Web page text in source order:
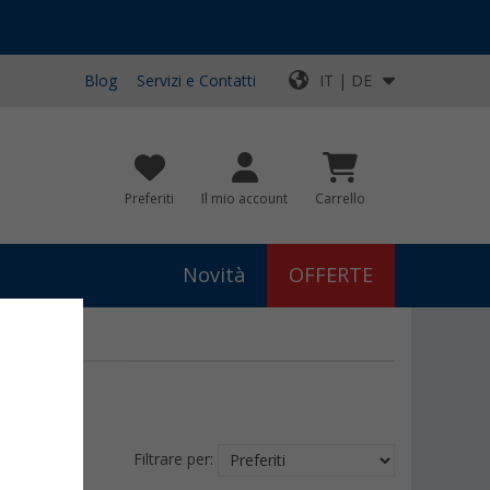
Blog Servizi e Contatti IT | DE
Preferiti Il mio account Carrello
Novità OFFERTE
Filtrare per: